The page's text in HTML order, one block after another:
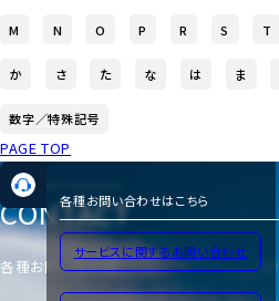
M N O P R S T
か さ た な は ま
数字／特殊記号
PAGE TOP
各種お問い合わせはこちら
サービスに関するお問い合わせ
CONTACT
各種お問い合わせ